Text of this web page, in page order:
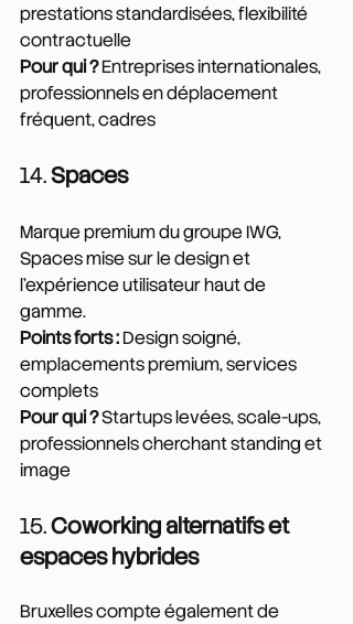
prestations standardisées, flexibilité
contractuelle
Pour qui ? Entreprises internationales,
professionnels en déplacement
fréquent, cadres
14. Spaces
Marque premium du groupe IWG,
Spaces mise sur le design et
l'expérience utilisateur haut de
gamme.
Points forts : Design soigné,
emplacements premium, services
complets
Pour qui ? Startups levées, scale-ups,
professionnels cherchant standing et
image
15. Coworking alternatifs et
espaces hybrides
Bruxelles compte également de